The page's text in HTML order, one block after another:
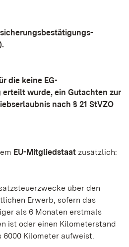
die keine EG-
wurde, ein Gutachten zur
nach § 21 StVZO
EU-Mitgliedstaat zusätzlich:
über den
Erwerb, sofern das
als 6 Monaten erstmals
ist oder einen Kilometerstand
6000 Kilometer aufweist.